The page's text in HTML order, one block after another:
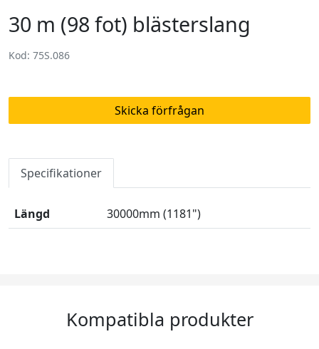
30 m (98 fot) blästerslang
Kod: 75S.086
Skicka förfrågan
Specifikationer
Längd 30000mm (1181")
Kompatibla produkter